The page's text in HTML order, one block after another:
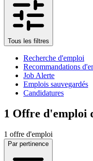
Tous les filtres
Recherche d'emploi
Recommandations
Job Alerte
Emplois sauvegardés
Candidatures
1 Offre d'emploi
1 offre d'emploi
Par pertinence